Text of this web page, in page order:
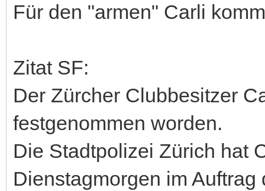
Für den "armen" Carli
Zitat SF:
Der Zürcher Clubbesitzer
festgenommen worden.
Die Stadtpolizei Zürich hat
Dienstagmorgen im